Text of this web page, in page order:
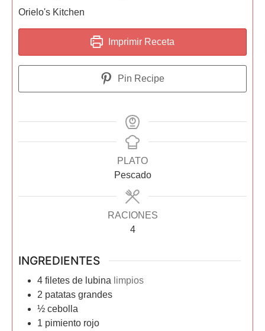
Orielo's Kitchen
Imprimir Receta
Pin Recipe
PLATO
Pescado
RACIONES
4
INGREDIENTES
4 filetes de lubina limpios
2 patatas grandes
½ cebolla
1 pimiento rojo